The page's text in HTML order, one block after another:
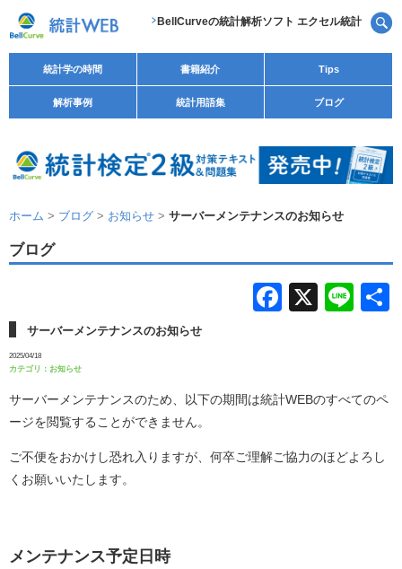
BellCurveの統計解析ソフト エクセル統計
統計学の時間 書籍紹介 Tips
解析事例 統計用語集 ブログ
ホーム > ブログ > お知らせ > サーバーメンテナンスのお知らせ
ブログ
F
b
o
X
Li
サーバーメンテナンスのお知らせ
2025/04/18
カテゴリ： お知らせ
サーバーメンテナンスのため、以下の期間は統計WEBのすべてのペ
ージを閲覧することができません。
ご不便をおかけし恐れ入りますが、何卒ご理解ご協力のほどよろし
くお願いいたします。
メンテナンス予定日時